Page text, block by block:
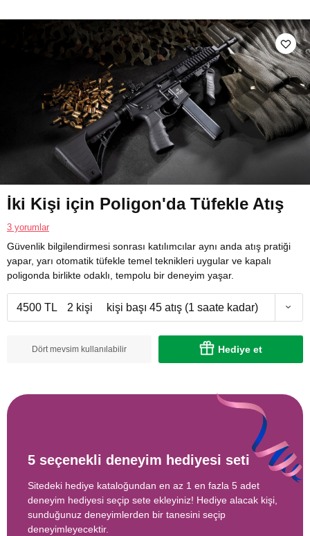
İki Kişi için Poligon'da Tüfekle Atış
3 yorumlar
Güvenlik bilgilendirmesi sonrası katılımcılar aynı anda atış pratiği
yapar, yarı otomatik tüfekle temel teknikleri uygular ve kapalı
poligonda birlikte odaklı, tempolu bir deneyim yaşar.
4500 TL 2 kişi kişi başı 45 atış (1 saate kadar)
Dört mevsim kullanılabilir Hediye et
5 seçenekli deneyim hediyesi seti
Sitedeki hediye kataloğundan en az 1 en fazla 5 adet
deneyim hediyesi seçip sete ekleyiniz! Hediye alacak kişi,
sunduğunuz deneyimlerden bir tanesini seçip
deneyimleyecektir.